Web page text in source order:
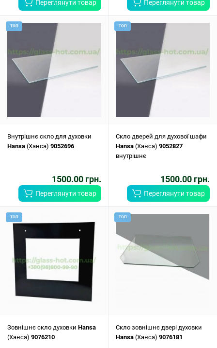
Переглянути товар Переглянути товар
ТОП
Внутрішнє скло для духовки
Hansa (Ханса) 9052696
1500.00 грн.
Переглянути товар
ТОП
Скло дверей для духової шафи
Hansa (Ханса) 9052827
внутрішнє
1500.00 грн.
Переглянути товар
ТОП
Зовнішнє скло духовки Hansa
(Ханса) 9076210
ТОП
Скло зовнішнє двері духовки
Hansa (Ханса) 9076181